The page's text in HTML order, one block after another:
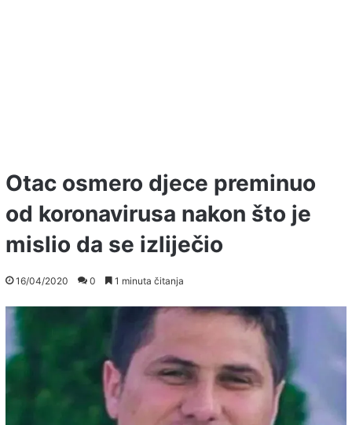
Otac osmero djece preminuo
od koronavirusa nakon što je
mislio da se izliječio
16/04/2020 0 1 minuta čitanja